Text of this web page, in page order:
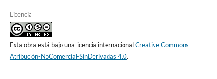
Licencia
Esta obra está bajo una licencia internacionalCreative Commons
Atribución-NoComercial-SinDerivadas 4.0.